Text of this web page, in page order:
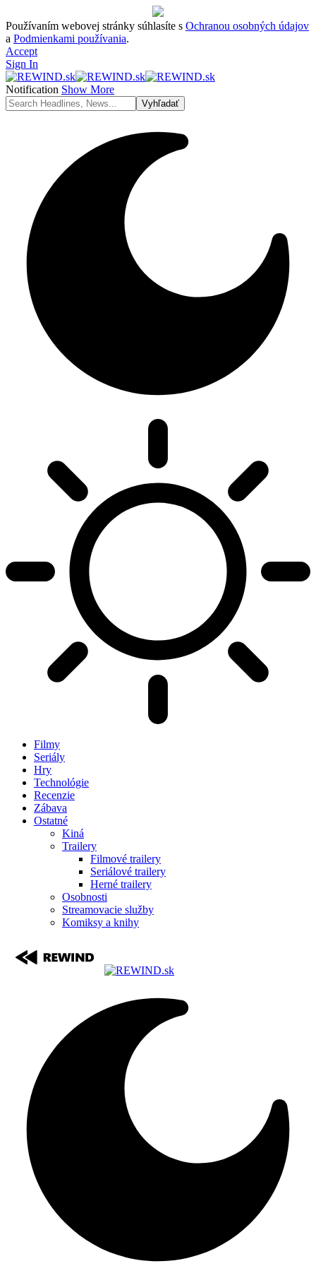
Používaním webovej stránky súhlasíte s Ochranou osobných údajov
a Podmienkami používania.
Accept
Sign In
Notification Show More
Filmy
Seriály
Hry
Technológie
Recenzie
Zábava
Ostatné
Kiná
Trailery
Filmové trailery
Seriálové trailery
Herné trailery
Osobnosti
Streamovacie služby
Komiksy a knihy